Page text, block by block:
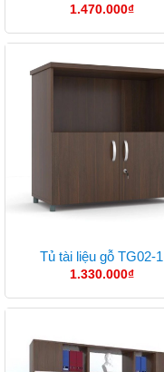
1.470.000₫
Tủ tài liệu gỗ TG02-1
1.330.000₫